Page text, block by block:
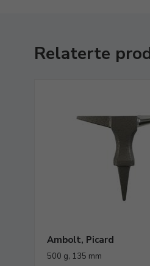
Relaterte
Ambolt, Picard
500 g, 135 mm